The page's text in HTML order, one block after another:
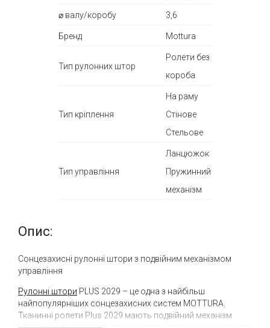
⌀ валу/коробу 3,6
Бренд Mottura
Тип рулонних штор
Ролети без
короба
Тип кріплення
На раму
Стінове
Стельове
Тип управління
Ланцюжок
Пружинний
механізм
Опис:
Сонцезахисні рулонні штори з подвійним механізмом
управління
Рулонні штори PLUS 2029 – це одна з найбільш
найпопулярніших сонцезахисних систем MOTTURA.
Тканинні ролети Plus 2029 мають подвійний механізм